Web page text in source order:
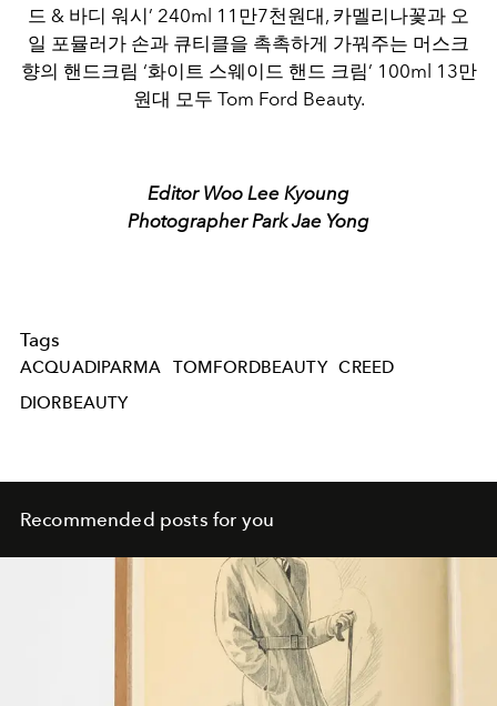
드 & 바디 워시’ 240ml 11만7천원대, 카멜리나꽃과 오
일 포뮬러가 손과 큐티클을 촉촉하게 가꿔주는 머스크
향의 핸드크림 ‘화이트 스웨이드 핸드 크림’ 100ml 13만
원대 모두 Tom Ford Beauty.
Editor Woo Lee Kyoung
Photographer Park Jae Yong
Tags
ACQUADIPARMA TOMFORDBEAUTY CREED
DIORBEAUTY
Recommended posts for you